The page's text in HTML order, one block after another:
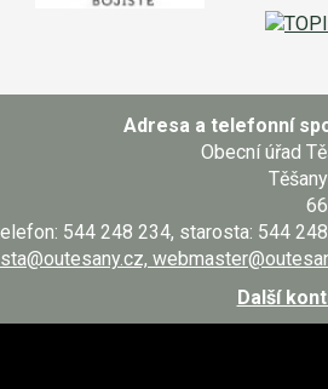
Adresa a telefonní
Obecní úřad
544 248 234, starosta: 544
Další